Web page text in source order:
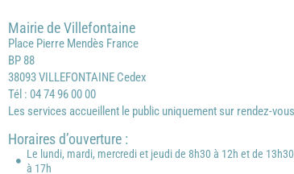
Mairie de Villefontaine
Place Pierre Mendès France
BP 88
38093 VILLEFONTAINE Cedex
Tél : 04 74 96 00 00
Les services accueillent le public uniquement sur rendez-
Horaires d’ouverture :
Le lundi, mardi, mercredi et jeudi de 8h30 à 12h et de 13h30
à 17h